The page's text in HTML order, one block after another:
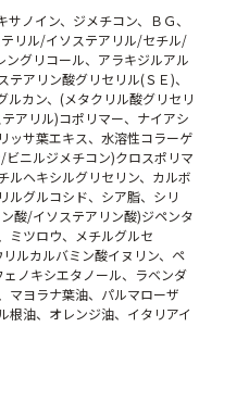
ノイン、ジメチコン、ＢＧ、
リル/イソステアリル/セチル/
グリコール、アラキジルアル
アリン酸グリセリル(ＳＥ)、
ルカン、(メタクリル酸グリセリ
アリル)コポリマー、ナイアシ
ッサ葉エキス、水溶性コラーゲ
ニルジメチコン)クロスポリマ
ルヘキシルグリセリン、カルボ
ルグルコシド、シア脂、シリ
酸/イソステアリン酸)ジペンタ
ミツロウ、メチルグルセ
ルカルバミン酸イヌリン、ペ
ノキシエタノール、ラベンダ
マヨラナ葉油、パルマローザ
根油、オレンジ油、イタリアイ